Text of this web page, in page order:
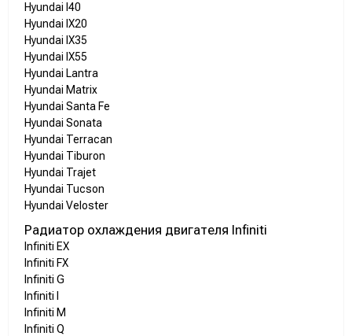
Hyundai I40
Hyundai IX20
Hyundai IX35
Hyundai IX55
Hyundai Lantra
Hyundai Matrix
Hyundai Santa Fe
Hyundai Sonata
Hyundai Terracan
Hyundai Tiburon
Hyundai Trajet
Hyundai Tucson
Hyundai Veloster
Радиатор охлаждения двигателя Infiniti
Infiniti EX
Infiniti FX
Infiniti G
Infiniti I
Infiniti M
Infiniti Q